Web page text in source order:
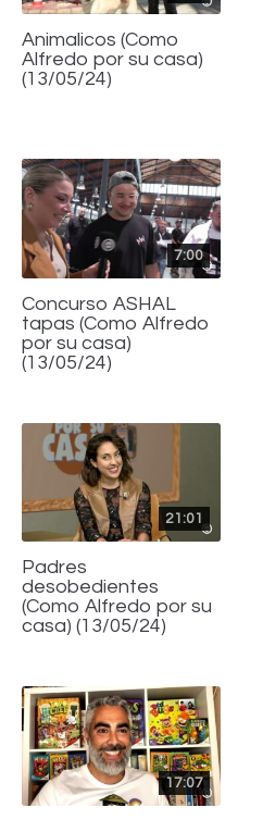
Animalicos (Como
Alfredo por su casa)
(13/05/24)
7:00
Concurso ASHAL
tapas (Como Alfredo
por su casa)
(13/05/24)
21:01
Padres
desobedientes
(Como Alfredo por su
casa) (13/05/24)
17:07